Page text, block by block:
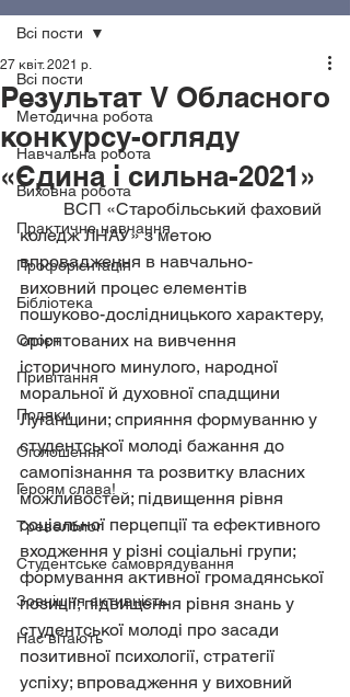
Всі пости
Методична робота
Навчальна робота
Виховна робота
Практичне навчання
Профорієнтація
Бібліотека
Спорт
Привітання
Подяки
Оголошення
Героям слава!
Тревелблог
Студентське самоврядування
Зовнішня активність
Нас вітають
Всі пости
Результат V Обласного
конкурсу-огляду
«Єдина і сильна-2021»
27 квіт. 2021 р.
коледж ЛНАУ» з метою
впровадження в навчально-
виховний процес елементів
пошуково-дослідницького характеру,
орієнтованих на вивчення
історичного минулого, народної
моральної й духовної спадщини
Луганщини; сприяння формуванню у
студентської молоді бажання до
самопізнання та розвитку власних
можливостей; підвищення рівня
соціальної перцепції та ефективного
входження у різні соціальні групи;
формування активної громадянської
позиції; підвищення рівня знань у
студентської молоді про засади
позитивної психології, стратегії
успіху; впровадження у виховний